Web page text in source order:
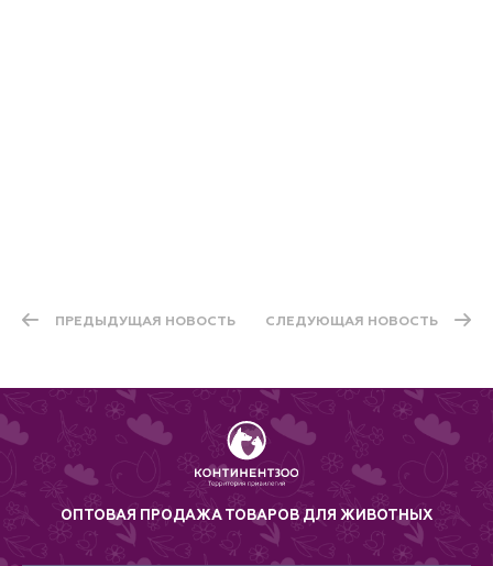
ПРЕДЫДУЩАЯ НОВОСТЬ СЛЕДУЮЩАЯ НОВОСТЬ
ОПТОВАЯ ПРОДАЖА ТОВАРОВ ДЛЯ ЖИВОТНЫХ